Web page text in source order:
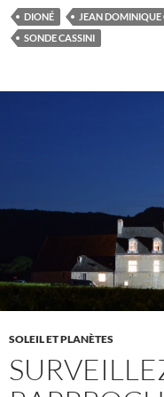
DIONÉ JEAN DOMINIQUE
SONDE CASSINI
SOLEIL ET PLANÈTES